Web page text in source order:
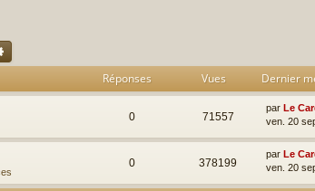
Réponses Vues Dernier
0 71557
par Le
ven. 20
0 378199
par Le
ven. 20